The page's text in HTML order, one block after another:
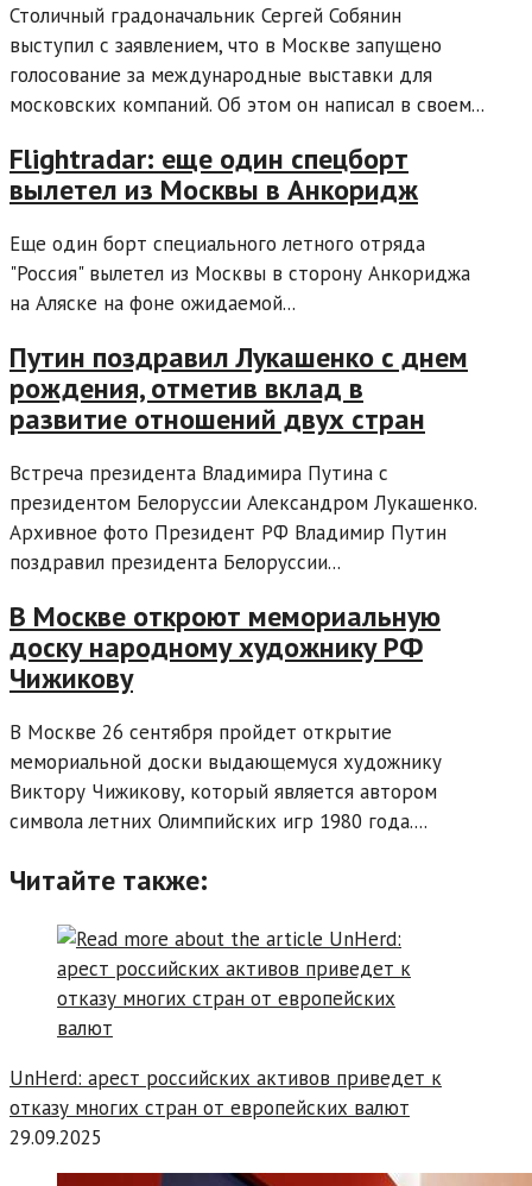
Столичный градоначальник Сергей Собянин
выступил с заявлением, что в Москве запущено
голосование за международные выставки для
московских компаний. Об этом он написал в своем...
Flightradar: еще один спецборт
вылетел из Москвы в Анкоридж
Еще один борт специального летного отряда
"Россия" вылетел из Москвы в сторону Анкориджа
на Аляске на фоне ожидаемой...
Путин поздравил Лукашенко с днем
рождения, отметив вклад в
развитие отношений двух стран
Встреча президента Владимира Путина с
президентом Белоруссии Александром Лукашенко.
Архивное фото Президент РФ Владимир Путин
поздравил президента Белоруссии...
В Москве откроют мемориальную
доску народному художнику РФ
Чижикову
В Москве 26 сентября пройдет открытие
мемориальной доски выдающемуся художнику
Виктору Чижикову, который является автором
символа летних Олимпийских игр 1980 года....
Читайте также:
UnHerd: арест российских активов приведет к
отказу многих стран от европейских валют
29.09.2025